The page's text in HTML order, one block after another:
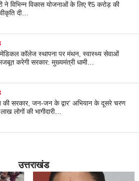
ने विभिन्न विकास योजनाओं के लिए ₹5 करोड़ की
दी…
मेडिकल कॉलेज स्थापना पर मंथन, स्वास्थ्य सेवाओं
करेगी सरकार: मुख्यमंत्री धामी…
सरकार, जन-जन के द्वार’ अभियान के दूसरे चरण
लोगों की भागीदारी…
उत्तराखंड